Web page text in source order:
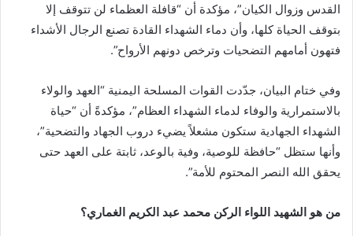
القدس وزوال الكيان”، مؤكدة أن “قافلة العظماء لن تتوقف إلا
بتوقف الحياة كلها، وأن دماء الشهداء القادة تصنع الرجال الأشداء
فتهون أمامهم التضحيات وترخص دونهم الأرواح”.
وفي ختام البيان، جدّدت القوات المسلحة اليمنية “العهد والولاء
بالاستمرارية والوفاء لدماء الشهداء العظام”، مؤكدةً أن “حياة
الشهداء الجهادية ستكون مشعلاً يضيء دروب الجهاد والتضحية”،
وأنها ستظل “حافظة للوصية، وفية بالوعد، ثابتة على العهد حتى
يحقق الله النصر المحتوم للأمة”.
من هو الشهيد اللواء الركن محمد عبد الكريم الغماري؟